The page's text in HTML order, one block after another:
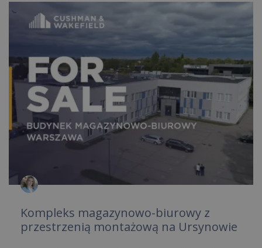
Kompleks magazynowo-biurowy z
przestrzenią montażową na Ursynowie